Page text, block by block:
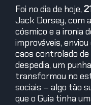
Foi no dia de hoje,
Jack Dorsey, com
cósmico e a ironia
improváveis,
caos controlado de
despedia, um
transformou no
sociais – algo tão
que o Guia tinha